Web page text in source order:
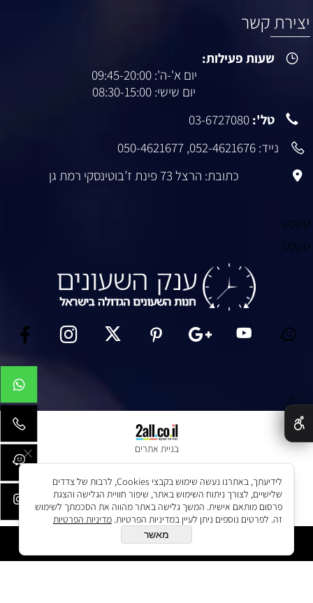
הוסף לסל
יצירת קשר
שעות פעילות:
יום א'-ה': 09:45-20:00
יום שישי: 08:30-15:00
טל': 03-6727080
נייד: 052-4621676
,
050-4621677
כתובת: הרצל 73 פינת ז’בוטינסקי רמת גן
טקסט
טקסט
בניית אתרים
לידיעתך, באתרנו נעשה שימוש בקבצי Cookies, לרבות של צדדים
שלישיים, לצורך ניתוח השימוש באתר, שיפור חוויית הגלישה והצגת
פרסום מותאם אישית. המשך גלישה באתר מהווה את הסכמתך לשימוש
זה. לפרטים נוספים ניתן לעיין במדיניות הפרטיות. מדיניות הפרטיות
מאשר